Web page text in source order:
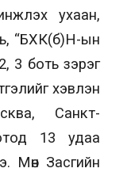
ухаан,
“БХК(б)Н-ын
3 боть зэрэг
хэвлэн
Санкт-
13 удаа
Мөн Засгийн